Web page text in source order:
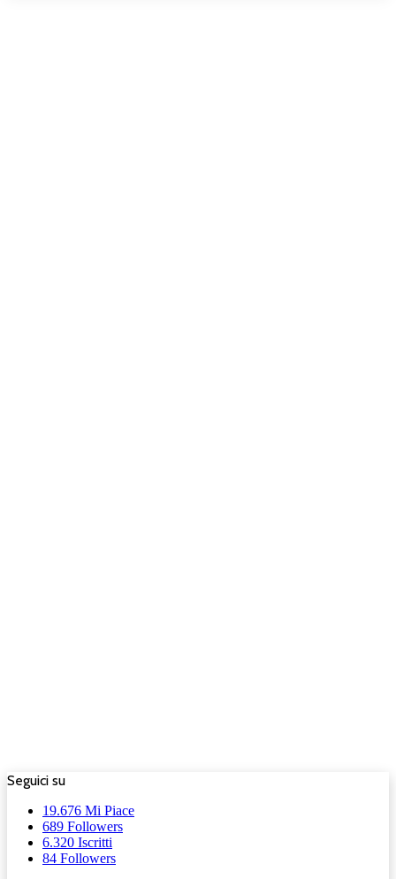
Seguici su
19.676 Mi Piace
689 Followers
6.320 Iscritti
84 Followers